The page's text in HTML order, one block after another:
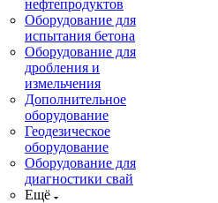
нефтепродуктов
Оборудование для
испытания бетона
Оборудование для
дробления и
измельчения
Дополнительное
оборудование
Геодезическое
оборудование
Оборудование для
диагностики свай
Ещё